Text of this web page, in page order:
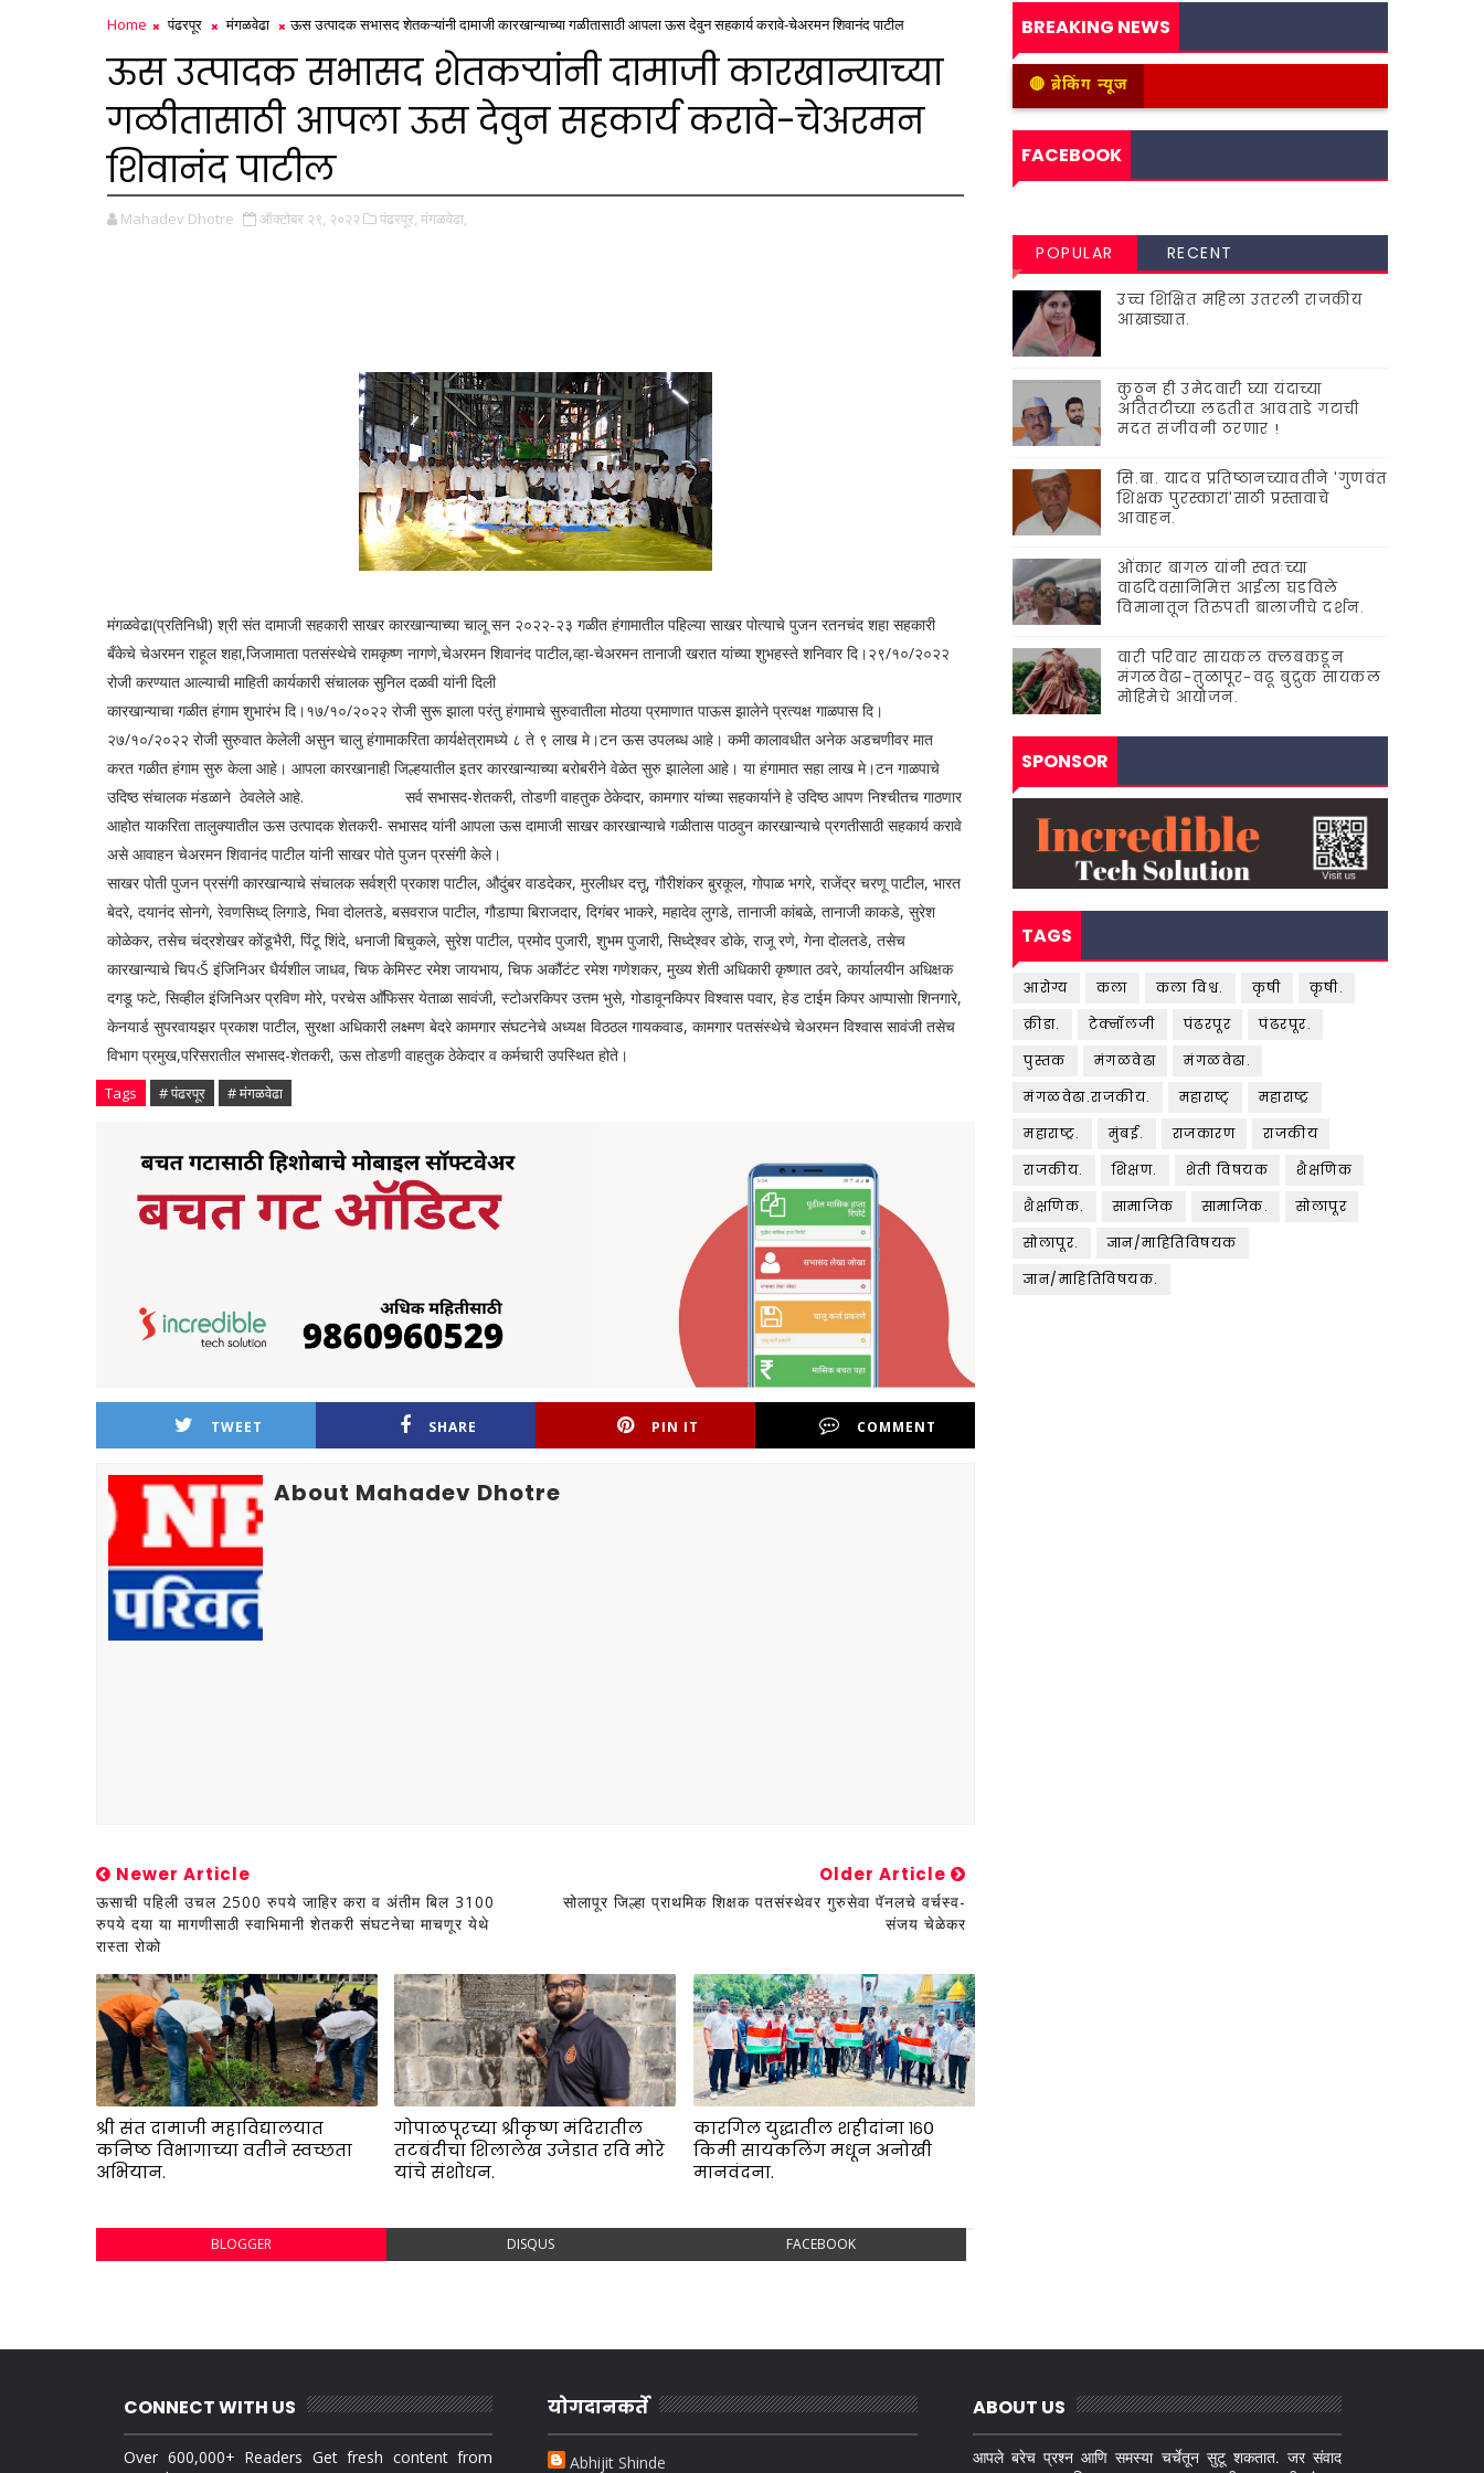
Home पंढरपूर मंगळवेढा ऊस उत्पादक सभासद शेतकऱ्यांनी दामाजी कारखान्याच्या गळीतासाठी आपला ऊस देवुन सहकार्य करावे-चेअरमन शिवानंद पाटील
ऊस उत्पादक सभासद शेतकऱ्यांनी दामाजी कारखान्याच्या
गळीतासाठी आपला ऊस देवुन सहकार्य करावे-चेअरमन
शिवानंद पाटील
Mahadev Dhotre ऑक्टोबर २९, २०२२ पंढरपूर, मंगळवेढा,
मंगळवेढा(प्रतिनिधी) श्री संत दामाजी सहकारी साखर कारखान्याच्या चालू सन २०२२-२३ गळीत हंगामातील पहिल्या साखर पोत्याचे पुजन रतनचंद शहा सहकारी
बँकेचे चेअरमन राहूल शहा,जिजामाता पतसंस्थेचे रामकृष्ण नागणे,चेअरमन शिवानंद पाटील,व्हा-चेअरमन तानाजी खरात यांच्या शुभहस्ते शनिवार दि।२९/१०/२०२२
रोजी करण्यात आल्याची माहिती कार्यकारी संचालक सुनिल दळवी यांनी दिली
कारखान्याचा गळीत हंगाम शुभारंभ दि।१७/१०/२०२२ रोजी सुरू झाला परंतु हंगामाचे सुरुवातीला मोठया प्रमाणात पाऊस झालेने प्रत्यक्ष गाळपास दि।
२७/१०/२०२२ रोजी सुरुवात केलेली असुन चालु हंगामाकरिता कार्यक्षेत्रामध्ये ८ ते ९ लाख मे।टन ऊस उपलब्ध आहे। कमी कालावधीत अनेक अडचणीवर मात
करत गळीत हंगाम सुरु केला आहे। आपला कारखानाही जिल्हयातील इतर कारखान्याच्या बरोबरीने वेळेत सुरु झालेला आहे। या हंगामात सहा लाख मे।टन गाळपाचे
उदिष्ठ संचालक मंडळाने ठेवलेले आहे. सर्व सभासद-शेतकरी, तोडणी वाहतुक ठेकेदार, कामगार यांच्या सहकार्याने हे उदिष्ठ आपण निश्चीतच गाठणार
आहोत याकरिता तालुक्यातील ऊस उत्पादक शेतकरी- सभासद यांनी आपला ऊस दामाजी साखर कारखान्याचे गळीतास पाठवुन कारखान्याचे प्रगतीसाठी सहकार्य करावे
असे आवाहन चेअरमन शिवानंद पाटील यांनी साखर पोते पुजन प्रसंगी केले।
साखर पोती पुजन प्रसंगी कारखान्याचे संचालक सर्वश्री प्रकाश पाटील, औदुंबर वाडदेकर, मुरलीधर दत्तू, गौरीशंकर बुरकूल, गोपाळ भगरे, राजेंद्र चरणू पाटील, भारत
बेदरे, दयानंद सोनगे, रेवणसिध्द् लिगाडे, भिवा दोलतडे, बसवराज पाटील, गौडाप्पा बिराजदार, दिगंबर भाकरे, महादेव लुगडे, तानाजी कांबळे, तानाजी काकडे, सुरेश
कोळेकर, तसेच चंद्रशेखर कोंडूभैरी, पिंटू शिंदे, धनाजी बिचुकले, सुरेश पाटील, प्रमोद पुजारी, शुभम पुजारी, सिध्दे्श्वर डोके, राजू रणे, गेना दोलतडे, तसेच
कारखान्याचे चिप‹Š इंजिनिअर धैर्यशील जाधव, चिफ केमिस्ट रमेश जायभाय, चिफ अकौंटंट रमेश गणेशकर, मुख्य शेती अधिकारी कृष्णात ठवरे, कार्यालयीन अधिक्षक
दगडू फटे, सिव्हील इंजिनिअर प्रविण मोरे, परचेस आॕफिसर येताळा सावंजी, स्टोअरकिपर उत्तम भुसे, गोडावूनकिपर विश्वास पवार, हेड टाईम किपर आप्पासोा शिनगारे,
केनयार्ड सुपरवायझर प्रकाश पाटील, सुरक्षा अधिकारी लक्ष्मण बेदरे कामगार संघटनेचे अध्यक्ष विठठल गायकवाड, कामगार पतसंस्थेचे चेअरमन विश्वास सावंजी तसेच
विभाग प्रमुख,परिसरातील सभासद-शेतकरी, ऊस तोडणी वाहतुक ठेकेदार व कर्मचारी उपस्थित होते।
Tags # पंढरपूर # मंगळवेढा
TWEET SHARE PIN IT COMMENT
About Mahadev Dhotre
Newer Article
ऊसाची पहिली उचल 2500 रुपये जाहिर करा व अंतीम बिल 3100
रुपये दया या मागणीसाठी स्वाभिमानी शेतकरी संघटनेचा माचणूर येथे
रास्ता रोको
Older Article
सोलापूर जिल्हा प्राथमिक शिक्षक पतसंस्थेवर गुरुसेवा पॅनलचे वर्चस्व-
संजय चेळेकर
श्री संत दामाजी महाविद्यालयात
कनिष्ठ विभागाच्या वतीने स्वच्छता
अभियान.
गोपाळपूरच्या श्रीकृष्ण मंदिरातील
तटबंदीचा शिलालेख उजेडात रवि मोरे
यांचे संशोधन.
कारगिल युद्धातील शहीदांना १६०
किमी सायकलिंग मधून अनोखी
मानवंदना.
BLOGGER DISQUS FACEBOOK
BREAKING NEWS
🔴 ब्रेकिंग न्यूज
FACEBOOK
POPULAR RECENT
उच्च शिक्षित महिला उतरली राजकीय
आखाड्यात.
कुठून ही उमेदवारी घ्या यंदाच्या
अतितटीच्या लढतीत आवताडे गटाची
मदत संजीवनी ठरणार !
सि.बा. यादव प्रतिष्ठानच्यावतीने 'गुणवंत
शिक्षक पुरस्कारां'साठी प्रस्तावाचे
आवाहन.
ओंकार बागल यांनी स्वतःच्या
वाढदिवसानिमित्त आईला घडविले
विमानातून तिरुपती बालाजीचे दर्शन.
वारी परिवार सायकल क्लबकडून
मंगळवेढा-तुळापूर-वढू बुद्रुक सायकल
मोहिमेचे आयोजन.
SPONSOR
TAGS
आरोग्य कला कला विश्व. कृषी
कृषी.
क्रीडा.
टेक्नॉलजी पंढरपूर
पंढरपूर.
पुस्तक
मंगळवेढा
मंगळवेढा.
मंगळवेढा.राजकीय.
महाराष्ट्
महाराष्ट्र
महाराष्ट्र.
मुंबई. राजकारण
राजकीय
राजकीय.
शिक्षण. शेती विषयक
शैक्षणिक
शैक्षणिक.
सामाजिक सामाजिक.
सोलापूर
सोलापूर.
ज्ञान/माहितिविषयक
ज्ञान/माहितिविषयक.
CONNECT WITH US
Over 600,000+ Readers Get fresh content from
योगदानकर्ते
Abhijit Shinde
ABOUT US
आपले बरेच प्रश्न आणि समस्या चर्चेतून सुटू शकतात. जर संवाद